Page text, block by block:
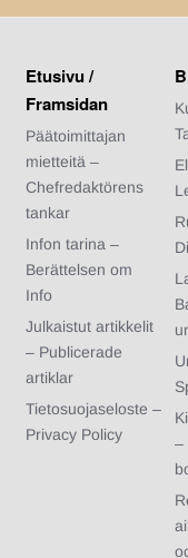
Etusivu /
Framsidan
Päätoimittajan
mietteitä –
Chefredaktörens
tankar
Infon tarina –
Berättelsen om
Info
Julkaistut artikkelit
– Publicerade
artiklar
Tietosuojaseloste –
Privacy Policy
–